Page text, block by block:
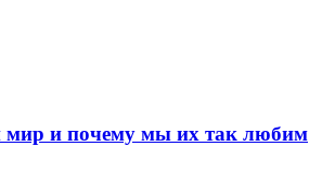
мир и почему мы их так любим